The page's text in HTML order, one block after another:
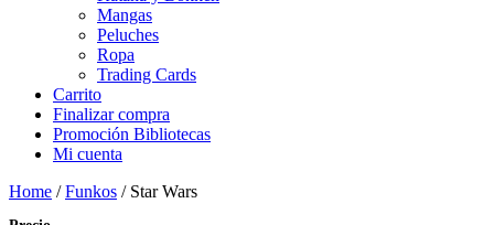
Mangas
Peluches
Ropa
Trading Cards
Carrito
Finalizar compra
Promoción Bibliotecas
Mi cuenta
Home /Funkos / Star Wars